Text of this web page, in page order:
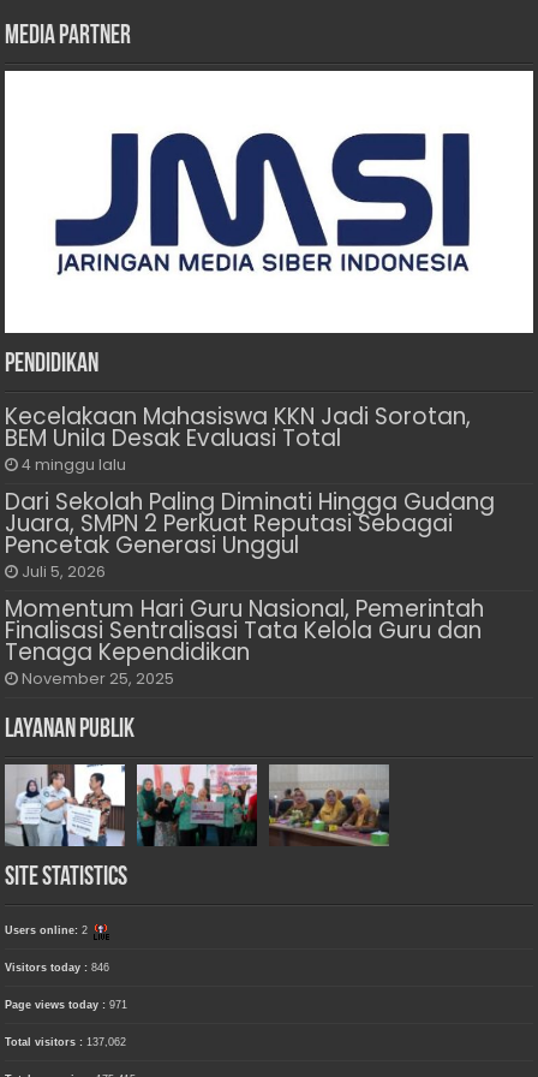
Media Partner
Pendidikan
Kecelakaan Mahasiswa KKN Jadi Sorotan,
BEM Unila Desak Evaluasi Total
4 minggu lalu
Dari Sekolah Paling Diminati Hingga Gudang
Juara, SMPN 2 Perkuat Reputasi Sebagai
Pencetak Generasi Unggul
Juli 5, 2026
Momentum Hari Guru Nasional, Pemerintah
Finalisasi Sentralisasi Tata Kelola Guru dan
Tenaga Kependidikan
November 25, 2025
Layanan Publik
Site Statistics
Users online:2
Visitors today :846
Page views today :971
Total visitors :137,062